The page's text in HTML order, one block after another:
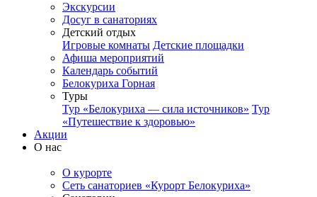
Экскурсии
Досуг в санаториях
Детский отдых
Игровые комнаты Детские площадки
Афиша мероприятий
Календарь событий
Белокуриха Горная
Туры
Тур «Белокуриха — сила источников» Тур
«Путешествие к здоровью»
Акции
О нас
О курорте
Сеть санаториев «Курорт Белокуриха»